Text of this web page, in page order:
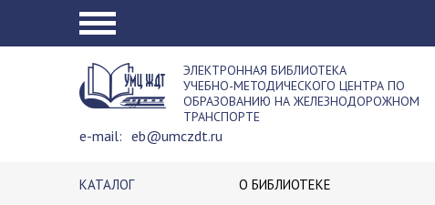
ЭЛЕКТРОННАЯ БИБЛИОТЕКА
УЧЕБНО-МЕТОДИЧЕСКОГО ЦЕНТРА ПО
ОБРАЗОВАНИЮ НА ЖЕЛЕЗНОДОРОЖНОМ
ТРАНСПОРТЕ
e-mail: eb@umczdt.ru
КАТАЛОГ О БИБЛИОТЕКЕ